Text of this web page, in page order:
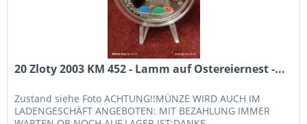
20 Zloty 2003 KM 452 - Lamm auf Ostereiernest -...
Zustand siehe Foto ACHTUNG!!MÜNZE WIRD AUCH IM
LADENGESCHÄFT ANGEBOTEN: MIT BEZAHLUNG IMMER